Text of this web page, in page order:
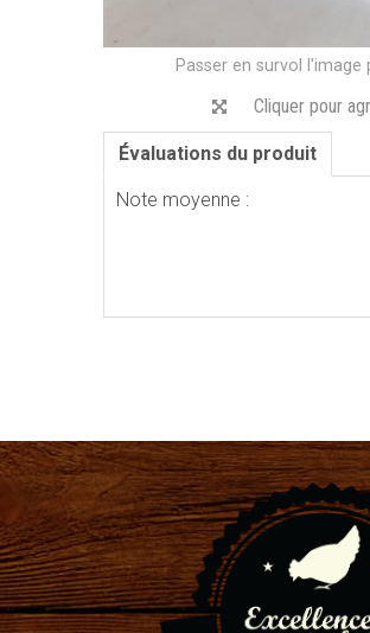
Passer en survol l'image
Cliquer pour
Évaluations du produit
Note moyenne :